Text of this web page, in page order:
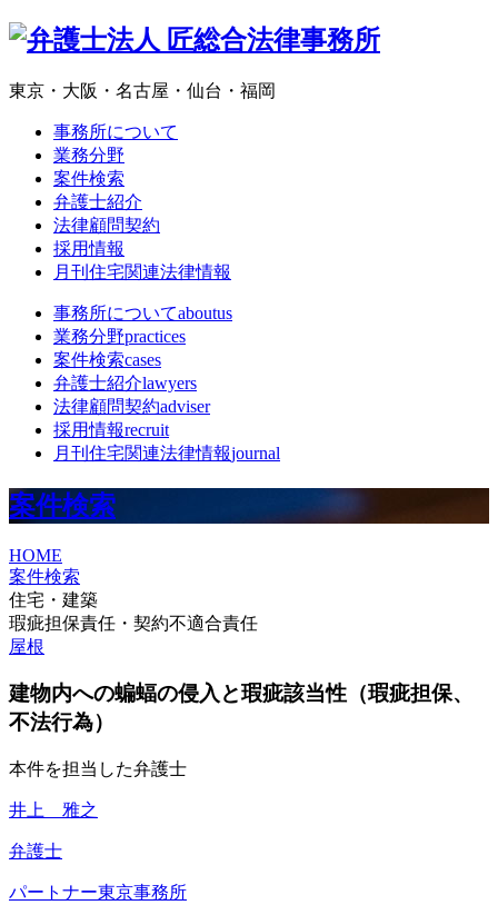
東京・大阪・名古屋・仙台・福岡
事務所について
業務分野
案件検索
弁護士紹介
法律顧問契約
採用情報
月刊住宅関連法律情報
事務所についてaboutus
業務分野practices
案件検索cases
弁護士紹介lawyers
法律顧問契約adviser
採用情報recruit
月刊住宅関連法律情報journal
案件検索
HOME
案件検索
住宅・建築
瑕疵担保責任・契約不適合責任
屋根
建物内への蝙蝠の侵入と瑕疵該当性（瑕疵担保、
不法行為）
本件を担当した弁護士
井上 雅之
弁護士
パートナー東京事務所